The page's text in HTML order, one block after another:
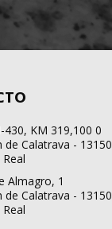
430, KM 319,100 0
de Calatrava - 13150
Almagro, 1
de Calatrava - 13150